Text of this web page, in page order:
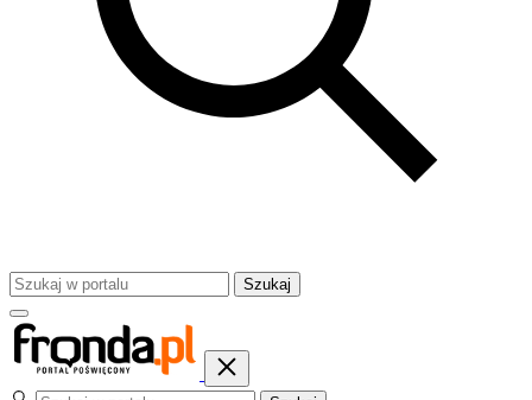
Szukaj